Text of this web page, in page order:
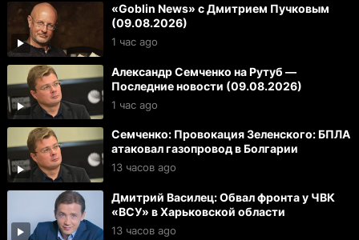
«Goblin News» с Дмитрием Пучковым
(09.08.2026)
1 час ago
Александр Семченко на Рутуб —
Последние новости (09.08.2026)
1 час ago
Семченко: Провокация Зеленского: БПЛА
атаковал газопровод в Болгарии
13 часов ago
Дмитрий Василец: Обвал фронта у ЧВК
«ВСУ» в Харьковской области
13 часов ago